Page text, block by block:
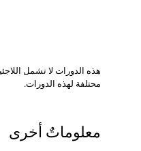
هذه الدورات لا تشمل
محتلفة لهذه الدورات.
معلوماتٌ أخرى